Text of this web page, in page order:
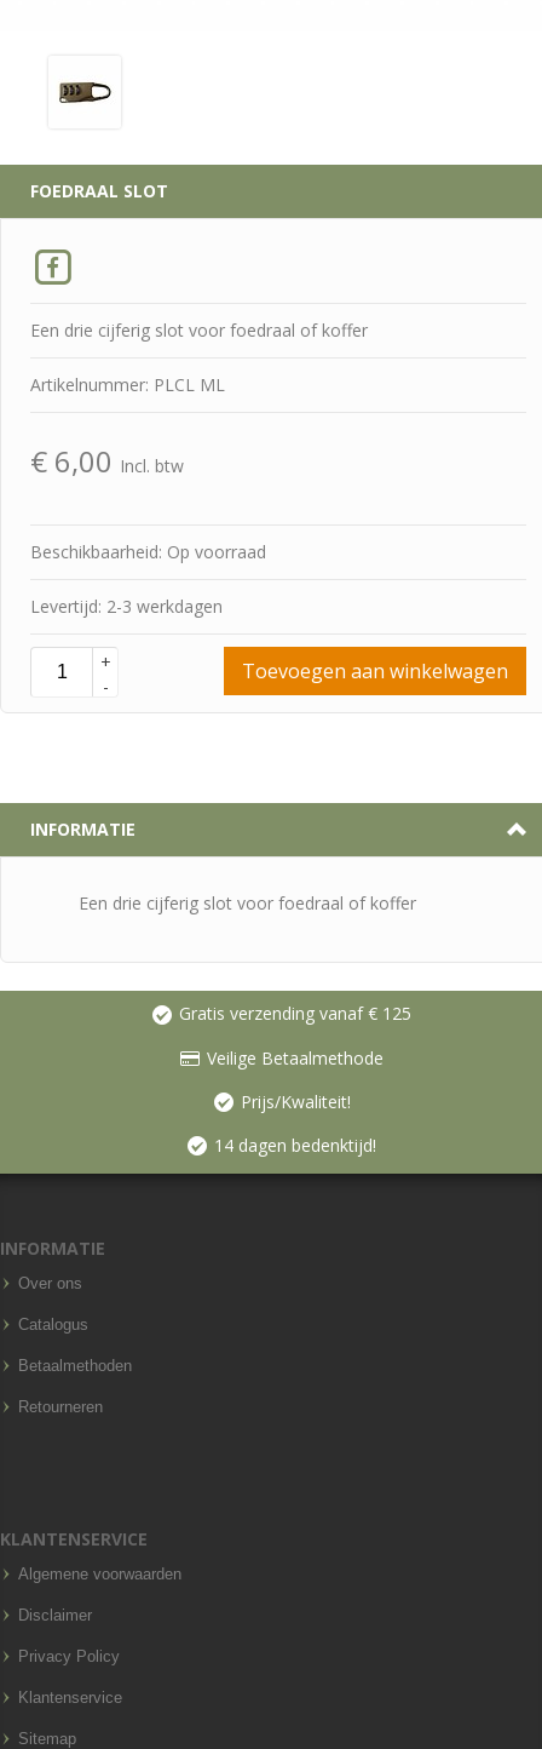
FOEDRAAL SLOT
Een drie cijferig slot voor foedraal of koffer
Artikelnummer: PLCL ML
€ 6,00 Incl. btw
Beschikbaarheid: Op voorraad
Levertijd: 2-3 werkdagen
+
-
Toevoegen aan winkelwagen
INFORMATIE
Een drie cijferig slot voor foedraal of koffer
Gratis verzending vanaf € 125
Veilige Betaalmethode
Prijs/Kwaliteit!
14 dagen bedenktijd!
INFORMATIE
Over ons
Catalogus
Betaalmethoden
Retourneren
KLANTENSERVICE
Algemene voorwaarden
Disclaimer
Privacy Policy
Klantenservice
Sitemap